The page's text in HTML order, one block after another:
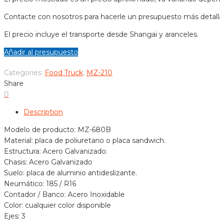
Contacte con nosotros para hacerle un presupuesto más
El precio incluye el transporte desde Shangai y aranceles.
Añadir al presupuesto
Categories: Food Truck, MZ-210
Share
0
Description
Modelo de producto: MZ-680B
Material: placa de poliuretano o placa sandwich.
Estructura: Acero Galvanizado.
Chasis: Acero Galvanizado
Suelo: placa de aluminio antideslizante.
Neumático: 185 / R16
Contador / Banco: Acero Inoxidable
Color: cualquier color disponible
Ejes: 3